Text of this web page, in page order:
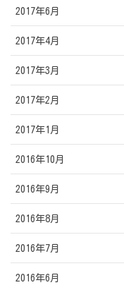
2017年6月
2017年4月
2017年3月
2017年2月
2017年1月
2016年10月
2016年9月
2016年8月
2016年7月
2016年6月